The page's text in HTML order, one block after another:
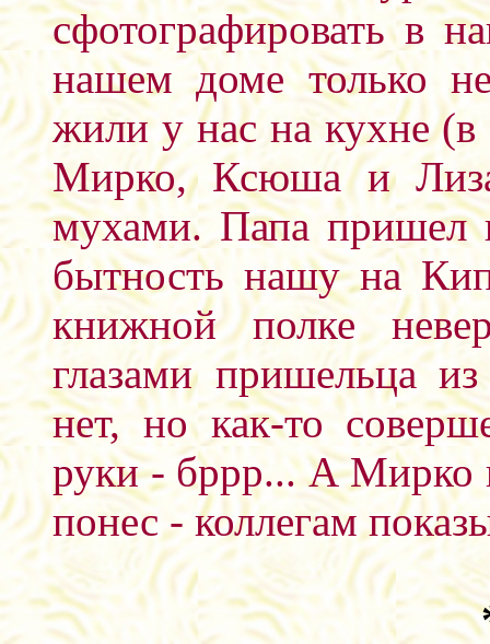
сфотографировать в
нашем доме только
жили у нас на кухне (в
Мирко, Ксюша и
мухами. Папа пришел
бытность нашу на
книжной полке
глазами пришельца
нет, но как-то
руки - бррр... А Мирко
понес - коллегам